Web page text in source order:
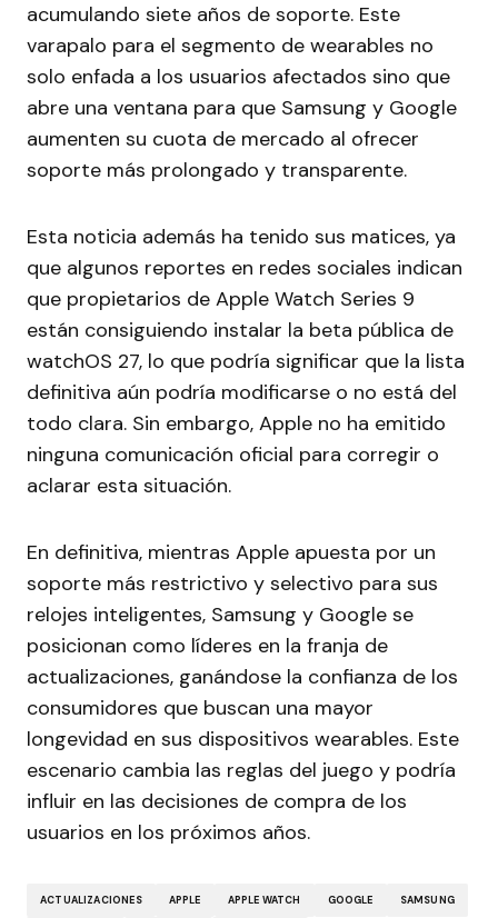
acumulando siete años de soporte. Este
varapalo para el segmento de wearables no
solo enfada a los usuarios afectados sino que
abre una ventana para que Samsung y Google
aumenten su cuota de mercado al ofrecer
soporte más prolongado y transparente.
Esta noticia además ha tenido sus matices, ya
que algunos reportes en redes sociales indican
que propietarios de Apple Watch Series 9
están consiguiendo instalar la beta pública de
watchOS 27, lo que podría significar que la lista
definitiva aún podría modificarse o no está del
todo clara. Sin embargo, Apple no ha emitido
ninguna comunicación oficial para corregir o
aclarar esta situación.
En definitiva, mientras Apple apuesta por un
soporte más restrictivo y selectivo para sus
relojes inteligentes, Samsung y Google se
posicionan como líderes en la franja de
actualizaciones, ganándose la confianza de los
consumidores que buscan una mayor
longevidad en sus dispositivos wearables. Este
escenario cambia las reglas del juego y podría
influir en las decisiones de compra de los
usuarios en los próximos años.
ACTUALIZACIONES APPLE APPLE WATCH GOOGLE SAMSUNG